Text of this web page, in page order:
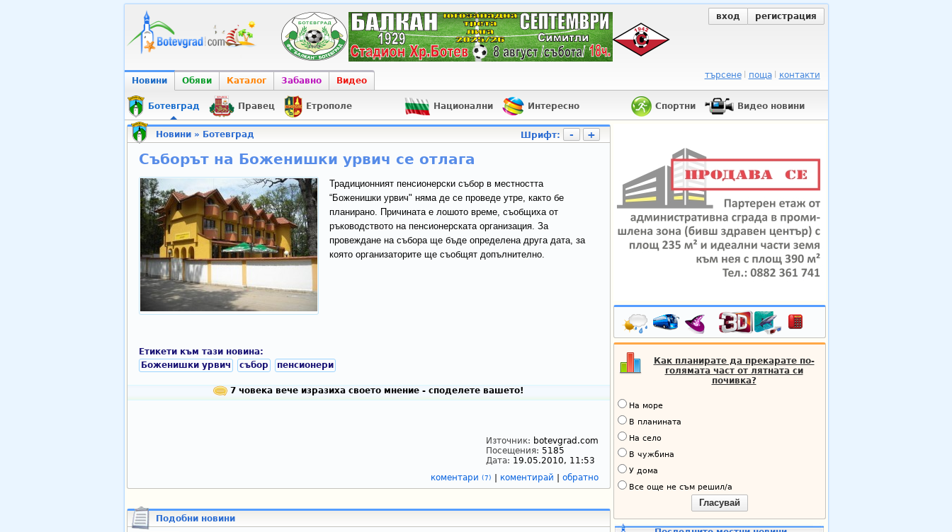
вход регистрация
Новини Обяви Каталог Забавно Видео
търсене поща контакти
Ботевград Правец Етрополе Национални Интересно Спортни Видео новини
Новини» Ботевград Шрифт: - +
Съборът на Боженишки урвич се отлага
Традиционният пенсионерски събор в местността
“Боженишки урвич" няма де се проведе утре, както бе
планирано. Причината е лошото време, съобщиха от
ръководството на пенсионерската организация. За
провеждане на събора ще бъде определена друга дата, за
която организаторите ще съобщят допълнително.
Етикети към тази новина:
Боженишки урвич
събор пенсионери
7 човека вече изразиха своето мнение - споделете вашето!
Източник: botevgrad.com
Посещения: 5185
Дата: 19.05.2010, 11:53
коментари (7) коментирай обратно
Подобни новини
Как планирате да прекарате по-
голямата част от лятната си
почивка?
На море
В планината
На село
В чужбина
У дома
Все още не съм решил/а
Гласувай